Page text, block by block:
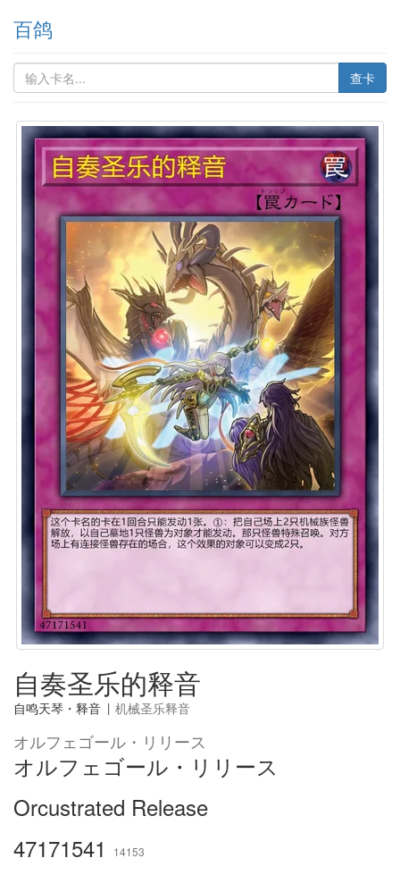
百鸽
查卡
自奏圣乐的释音
自鸣天琴・释音 | 机械圣乐释音
オルフェゴール・リリース
オルフェゴール・リリース
Orcustrated Release
47171541
14153